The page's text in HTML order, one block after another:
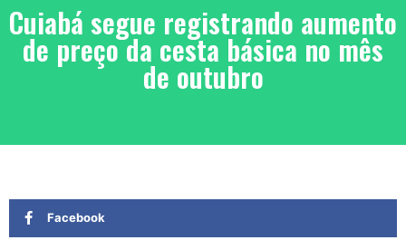
Cuiabá segue registrando aumento
de preço da cesta básica no mês
de outubro
Facebook